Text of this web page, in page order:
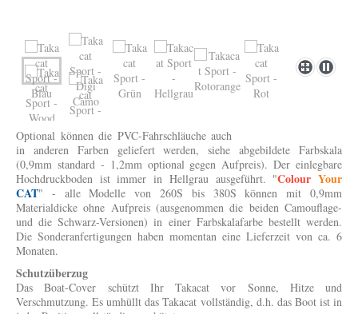
Optional können die PVC-Fahrschläuche auch
in anderen Farben geliefert werden, siehe abgebildete Farbskala
(0,9mm standard - 1,2mm optional gegen Aufpreis). Der einlegbare
Hochdruckboden ist immer in Hellgrau ausgeführt. "Colour Your
CAT" - alle Modelle von 260S bis 380S können mit 0,9mm
Materialdicke ohne Aufpreis (ausgenommen die beiden Camouflage-
und die Schwarz-Versionen) in einer Farbskalafarbe bestellt werden.
Die Sonderanfertigungen haben momentan eine Lieferzeit von ca. 6
Monaten.
Schutzüberzug
Das Boat-Cover schützt Ihr Takacat vor Sonne, Hitze und
Verschmutzung. Es umhüllt das Takacat vollständig, d.h. das Boot ist in